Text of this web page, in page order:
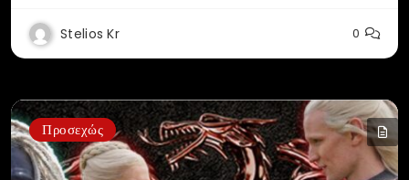
Stelios Kr 0
Προσεχώς